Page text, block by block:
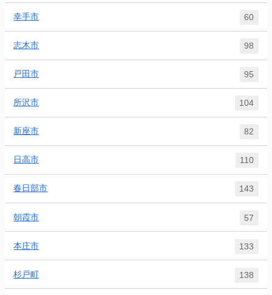
幸手市 60
志木市 98
戸田市 95
所沢市 104
新座市 82
日高市 110
春日部市 143
朝霞市 57
本庄市 133
杉戸町 138